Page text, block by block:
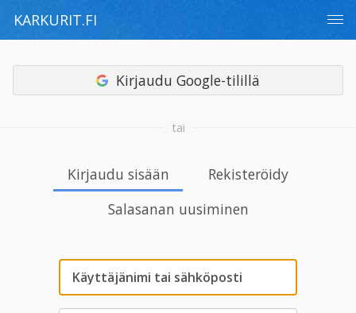
KARKURIT.FI
Kirjaudu Google-tilillä
tai
Kirjaudu sisään
Rekisteröidy
Salasanan uusiminen